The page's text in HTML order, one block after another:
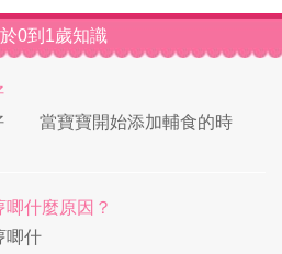
0到1歲知識
當寶寶開始添加輔食的時
什麼原因？
唧什